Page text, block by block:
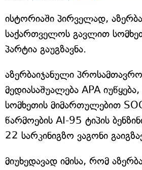
ისტორიაში პირველად,
საქართველოს გავლით
პარტია გაუგზავნა.
აზერბაიჯანული
მედიასაშუალება APA
სომხეთის მიმართულებით
წარმოების AI-95 ტიპის
22 სარკინიგზო ვაგონი
მიუხედავად იმისა, რომ